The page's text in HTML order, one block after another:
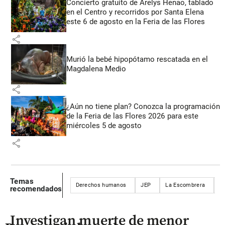
Concierto gratuito de Arelys Henao, tablado
en el Centro y recorridos por Santa Elena
este 6 de agosto en la Feria de las Flores
share
Murió la bebé hipopótamo rescatada en el
Magdalena Medio
share
¿Aún no tiene plan? Conozca la programación
de la Feria de las Flores 2026 para este
miércoles 5 de agosto
share
Temas
recomendados
Derechos humanos JEP La Escombrera
Investigan muerte de menor